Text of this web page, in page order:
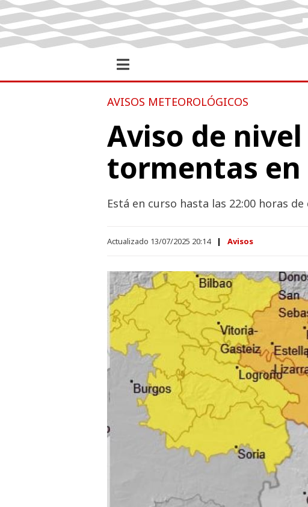
AVISOS METEOROLÓGICOS
Aviso de
tormentas en
Está en curso hasta las 22:00 horas
Actualizado 13/07/2025 20:14 Avisos